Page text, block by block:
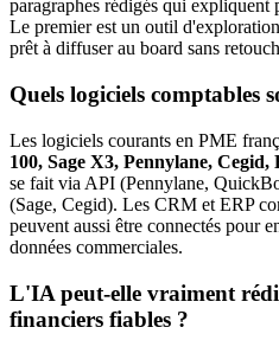
paragraphes rédigés qui
Le premier est un outil
prêt à diffuser au board sans
Quels logiciels comptables
Les logiciels courants en PME
100, Sage X3, Pennylane,
se fait via API (Pennylane,
(Sage, Cegid). Les CRM et ERP
peuvent aussi être connectés pour
données commerciales.
L'IA peut-elle vraiment
financiers fiables ?